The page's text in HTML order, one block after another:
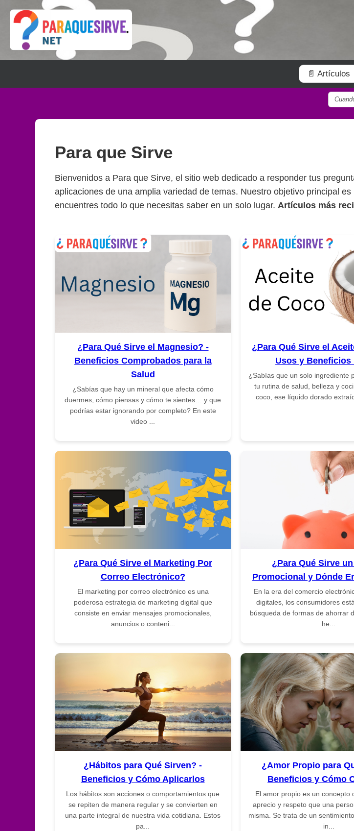
📄 Artículos
Para que Sirve
Bienvenidos a Para que Sirve, el sitio web dedicado a responder tus
aplicaciones de una amplia variedad de temas. Nuestro objetivo principal
encuentres todo lo que necesitas saber en un solo lugar. Artículos más
¿Para Qué Sirve el Magnesio? -
Beneficios Comprobados para la
Salud
¿Sabías que hay un mineral que afecta cómo
duermes, cómo piensas y cómo te sientes… y que
podrías estar ignorando por completo? En este
video ...
¿Para Qué Sirve el
Usos y Beneficios
¿Sabías que un solo ingrediente
tu rutina de salud, belleza y
coco, ese líquido dorado
¿Para Qué Sirve el Marketing Por
Correo Electrónico?
El marketing por correo electrónico es una
poderosa estrategia de marketing digital que
consiste en enviar mensajes promocionales,
anuncios o conteni...
¿Para Qué Sirve
Promocional y Dónde
En la era del comercio
digitales, los consumidores
búsqueda de formas de ahorrar
he...
¿Hábitos para Qué Sirven? -
Beneficios y Cómo Aplicarlos
Los hábitos son acciones o comportamientos que
se repiten de manera regular y se convierten en
una parte integral de nuestra vida cotidiana. Estos
pa...
¿Amor Propio para
Beneficios y Cómo
El amor propio es un concepto
aprecio y respeto que una
misma. Se trata de un
in...